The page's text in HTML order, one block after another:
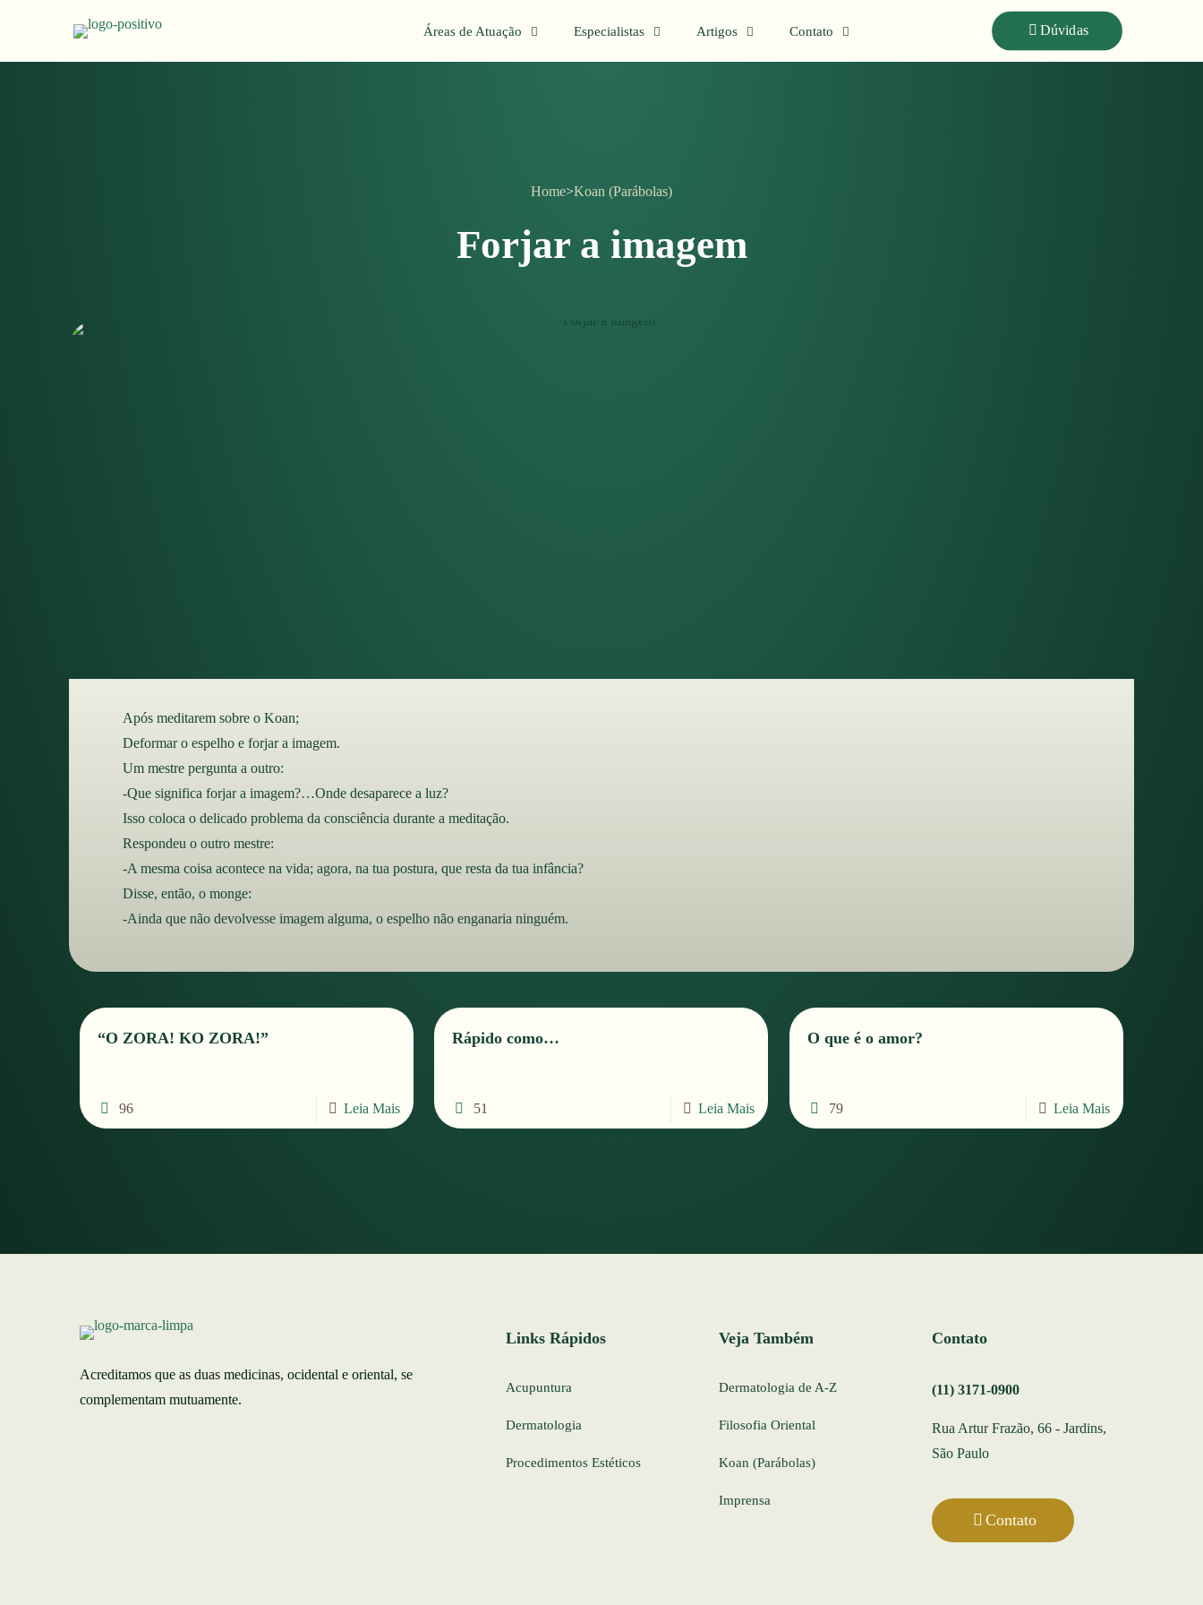
Áreas de Atuação Especialistas Artigos Contato Dúvidas
Home>Koan (Parábolas)
Forjar a imagem
Após meditarem sobre o Koan;
Deformar o espelho e forjar a imagem.
Um mestre pergunta a outro:
-Que significa forjar a imagem?…Onde desaparece a luz?
Isso coloca o delicado problema da consciência durante a meditação.
Respondeu o outro mestre:
-A mesma coisa acontece na vida; agora, na tua postura, que resta da tua infância?
Disse, então, o monge:
-Ainda que não devolvesse imagem alguma, o espelho não enganaria ninguém.
“O ZORA! KO ZORA!”
96 Leia Mais
Rápido como…
51 Leia Mais
O que é o amor?
79 Leia Mais
Acreditamos que as duas medicinas, ocidental e oriental, se
complementam mutuamente.
Links Rápidos
Acupuntura
Dermatologia
Procedimentos Estéticos
Veja Também
Dermatologia de A-Z
Filosofia Oriental
Koan (Parábolas)
Imprensa
Contato
(11) 3171-0900
Rua Artur Frazão, 66 - Jardins,
São Paulo
Contato